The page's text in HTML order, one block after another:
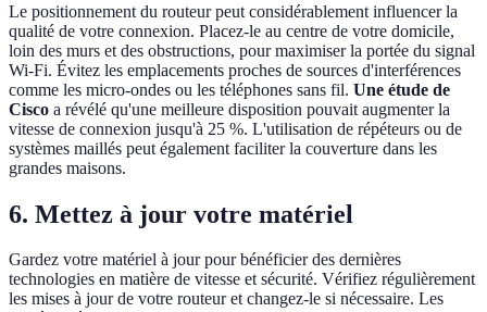
Le positionnement du routeur peut considérablement influencer la
qualité de votre connexion. Placez-le au centre de votre domicile,
loin des murs et des obstructions, pour maximiser la portée du signal
Wi-Fi. Évitez les emplacements proches de sources d'interférences
comme les micro-ondes ou les téléphones sans fil. Une étude de
Cisco a révélé qu'une meilleure disposition pouvait augmenter la
vitesse de connexion jusqu'à 25 %. L'utilisation de répéteurs ou de
systèmes maillés peut également faciliter la couverture dans les
grandes maisons.
6. Mettez à jour votre matériel
Gardez votre matériel à jour pour bénéficier des dernières
technologies en matière de vitesse et sécurité. Vérifiez régulièrement
les mises à jour de votre routeur et changez-le si nécessaire. Les